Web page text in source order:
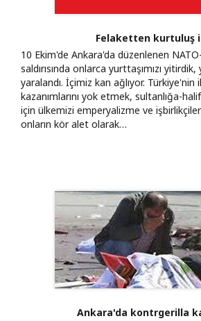
Felaketten kurtuluş
10 Ekim'de Ankara'da düzenlenen
saldırısında onlarca yurttaşımızı
yaralandı. İçimiz kan ağlıyor. Türkiye'nin
kazanımlarını yok etmek, sultanlığa-
için ülkemizi emperyalizme ve
onların kör alet olarak…
Ankara'da kontrgerilla